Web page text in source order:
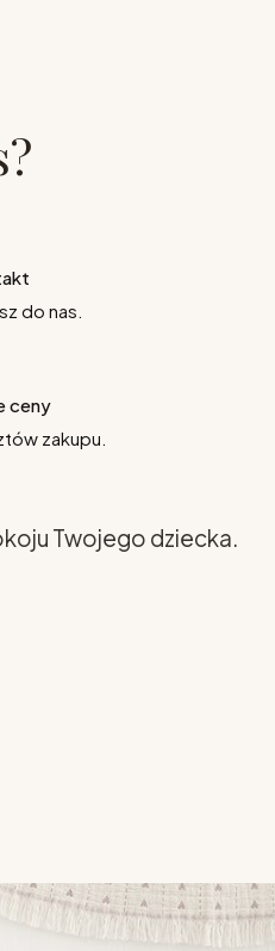
do nas.
ceny
zakupu.
Twojego dziecka.